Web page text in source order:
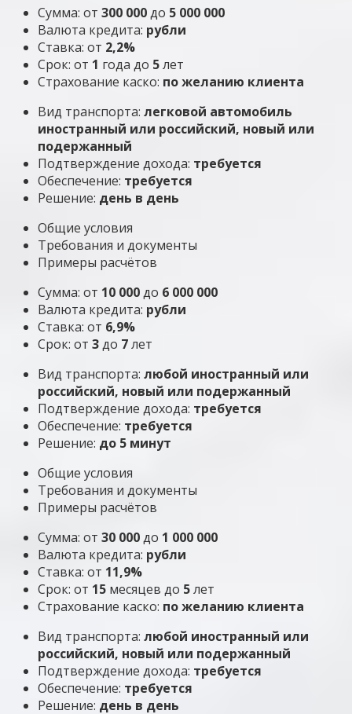
Сумма: от 300 000до 5 000 000
Валюта кредита: рубли
Ставка: от 2,2%
Срок: от 1 года до 5лет
Страхование каско: по желанию клиента
Вид транспорта: легковой автомобиль
иностранный или российский, новый или
подержанный
Подтверждение дохода: требуется
Обеспечение: требуется
Решение: день в день
Общие условия
Требования и документы
Примеры расчётов
Сумма: от 10 000до 6 000 000
Валюта кредита: рубли
Ставка: от 6,9%
Срок: от 3до 7лет
Вид транспорта: любой иностранный или
российский, новый или подержанный
Подтверждение дохода: требуется
Обеспечение: требуется
Решение: до 5 минут
Общие условия
Требования и документы
Примеры расчётов
Сумма: от 30 000до 1 000 000
Валюта кредита: рубли
Ставка: от 11,9%
Срок: от 15 месяцев до 5лет
Страхование каско: по желанию клиента
Вид транспорта: любой иностранный или
российский, новый или подержанный
Подтверждение дохода: требуется
Обеспечение: требуется
Решение: день в день